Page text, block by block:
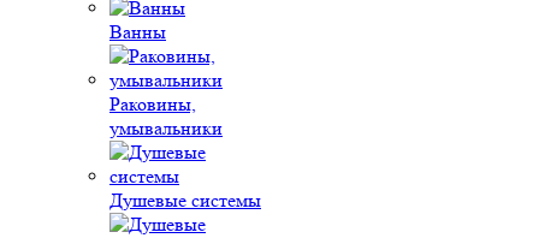
Ванны
Раковины,
умывальники
Душевые системы